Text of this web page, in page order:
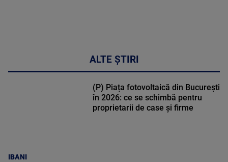
ALTE ȘTIRI
IBANI
(P) Piața fotovoltaică din București
în 2026: ce se schimbă pentru
proprietarii de case și firme